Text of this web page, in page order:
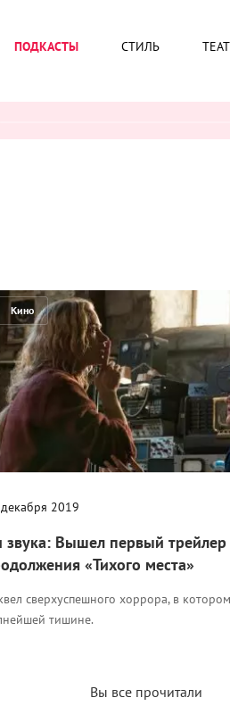
ПОДКАСТЫ СТИЛЬ
Кино
2019
звука: Вышел первый трейлер
«Тихого места»
сверхуспешного хоррора, в
тишине.
Вы все прочитали